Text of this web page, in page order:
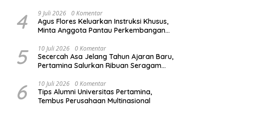
4 9 Juli 2026 0 Komentar
Agus Flores Keluarkan Instruksi Khusus,
Minta Anggota Pantau Perkembangan
5 10 Juli 2026 0 Komentar
Secercah Asa Jelang Tahun Ajaran Baru,
Pertamina Salurkan Ribuan Seragam
6 10 Juli 2026 0 Komentar
Tips Alumni Universitas Pertamina,
Tembus Perusahaan Multinasional